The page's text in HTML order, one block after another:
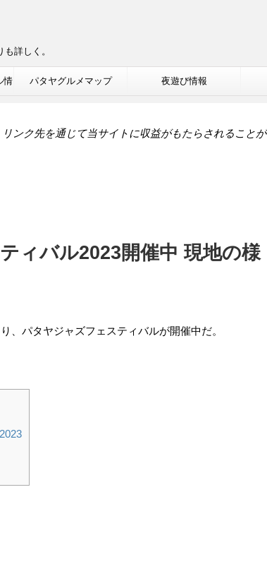
詳しく。
情 パタヤグルメマップ 夜遊び情報
ンク先を通じて当サイトに収益がもたらされることが
ィバル2023開催中 現地の様
、パタヤジャズフェスティバルが開催中だ。